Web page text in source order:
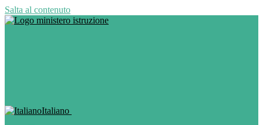
Salta al contenuto
Italiano